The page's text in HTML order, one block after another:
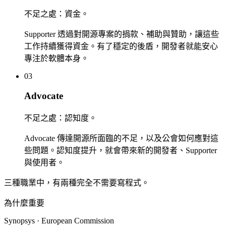
不足之處：資金。
Supporter 透過對開源專案的捐款、補助與贊助，讓這些
工作持續獲得資金。有了穩定的後盾，開發者就能安心
專注於軟體本身。
03
Advocate
不足之處：認知度。
Advocate 傳達開源所面臨的不足，以及公會如何應對這
些問題。認知度提升，就會帶來新的開發者、Supporter
與使用者。
三種職業中，有兩種完全不需要寫程式。
為什麼重要
Synopsys · European Commission